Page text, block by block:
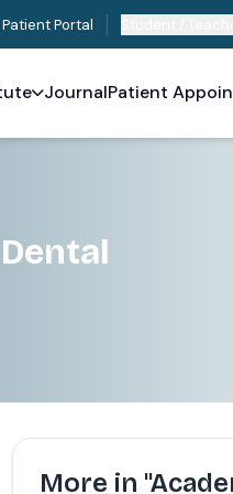
Patient Portal
JournalPatient
More in